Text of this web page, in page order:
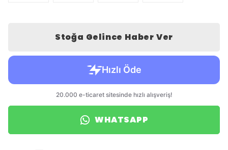
Stoğa Gelince Haber Ver
WHATSAPP